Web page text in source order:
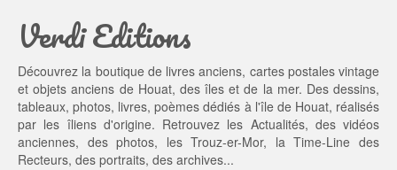
t :
5,
0
0 €.
Verdi Editions
Découvrez la boutique de livres anciens, cartes postales vintage
et objets anciens de Houat, des îles et de la mer. Des dessins,
tableaux, photos, livres, poèmes dédiés à l'île de Houat, réalisés
par les îliens d'origine. Retrouvez les Actualités, des vidéos
anciennes, desphotos, lesTrouz-er-Mor, laTime-Line des
Recteurs, des portraits, des archives...